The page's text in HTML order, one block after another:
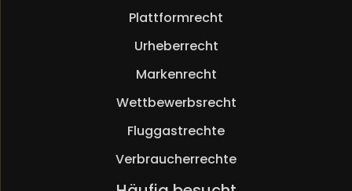
Plattformrecht
Urheberrecht
Markenrecht
Wettbewerbsrecht
Fluggastrechte
Verbraucherrechte